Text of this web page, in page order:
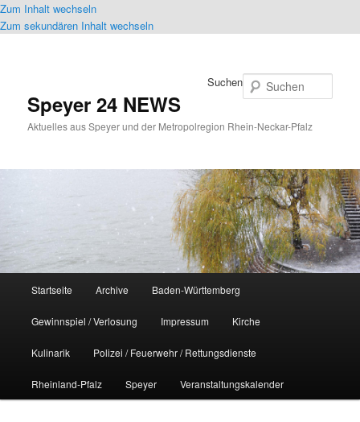
Zum Inhalt wechseln
Zum sekundären Inhalt wechseln
Speyer 24 NEWS
Aktuelles aus Speyer und der Metropolregion Rhein-Neckar-Pfalz
Suchen
Startseite Archive Baden-Württemberg
Gewinnspiel / Verlosung Impressum Kirche
Kulinarik Polizei / Feuerwehr / Rettungsdienste
Rheinland-Pfalz Speyer Veranstaltungskalender